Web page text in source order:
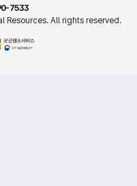
7533
All rights reserved.